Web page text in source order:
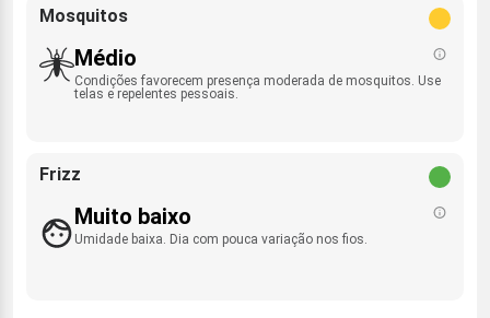
Mosquitos
Médio
Condições favorecem presença moderada de mosquitos. Use
telas e repelentes pessoais.
Frizz
Muito baixo
Umidade baixa. Dia com pouca variação nos fios.